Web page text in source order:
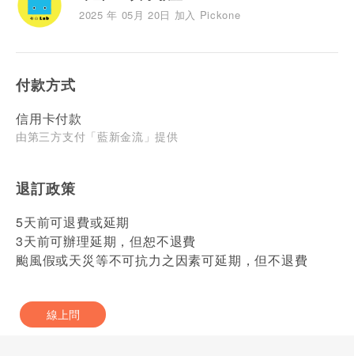
2025 年 05月 20日 加入 Pickone
付款方式
信用卡付款
由第三方支付「藍新金流」提供
退訂政策
5天前可退費或延期
3天前可辦理延期，但恕不退費
颱風假或天災等不可抗力之因素可延期，但不退費
線上問